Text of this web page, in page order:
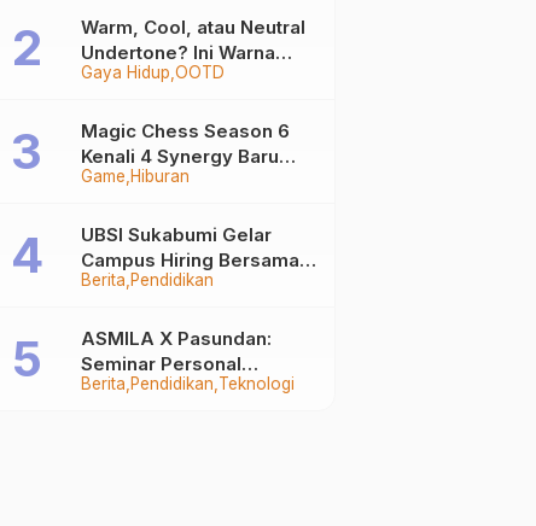
Gaya Hidup OOTD
Warm, Cool, atau Neutral
Undertone? Ini Warna
Baju yang Bikin Kamu
Game Hiburan
Magic Chess Season 6
Kenali 4 Synergy Baru
Terkuat
Berita Pendidikan
UBSI Sukabumi Gelar
Campus Hiring Bersama
PKSS, Buka Peluang Kerja
Berita Pendidikan Teknologi
ASMILA X Pasundan:
Seminar Personal
Branding dan Kreativitas